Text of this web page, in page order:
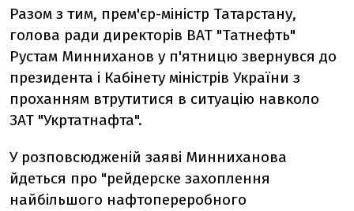
Разом з тим, прем'єр-міністр Татарстану,
голова ради директорів ВАТ "Татнефть"
Рустам Минниханов у п'ятницю звернувся до
президента і Кабінету міністрів України з
проханням втрутитися в ситуацію навколо
ЗАТ "Укртатнафта".
У розповсюдженій заяві Минниханова
йдеться про "рейдерске захоплення
найбільшого нафтопереробного